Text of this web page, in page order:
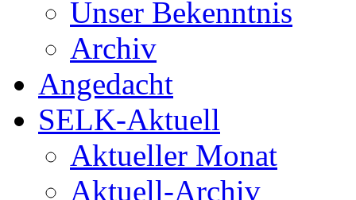
Unser Bekenntnis
Archiv
Angedacht
SELK-Aktuell
Aktueller Monat
Aktuell-Archiv